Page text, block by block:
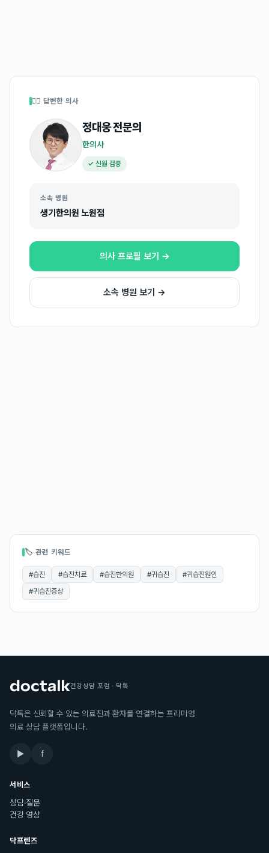
👩‍⚕️ 답변한 의사
정대웅전문의
한의사
✓ 신원 검증
소속 병원
생기한의원 노원점
의사 프로필 보기 →
소속 병원 보기 →
🏷 관련 키워드
#습진 #습진치료 #습진한의원 #귀습진 #귀습진원인
#귀습진증상
건강상담 포럼 · 닥톡
닥톡은 신뢰할 수 있는 의료진과 환자를 연결하는 프리미엄
의료 상담 플랫폼입니다.
▶ f
서비스
상담·질문
건강 영상
닥프렌즈